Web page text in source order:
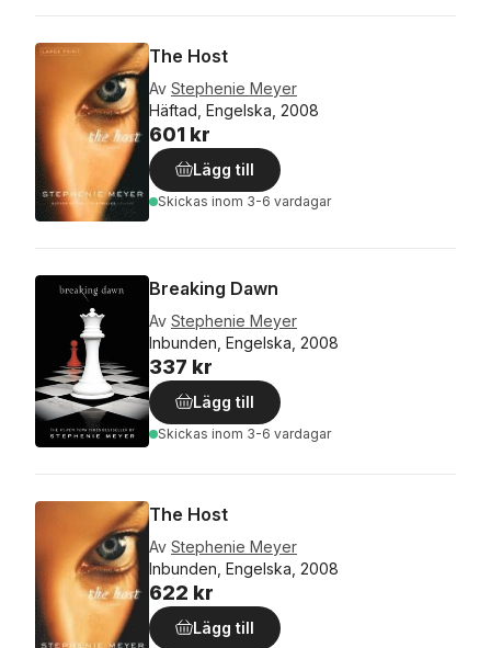
The Host
Av Stephenie Meyer
Häftad, Engelska, 2008
601 kr
Lägg till
Skickas inom 3-6 vardagar
Breaking Dawn
Av Stephenie Meyer
Inbunden, Engelska, 2008
337 kr
Lägg till
Skickas inom 3-6 vardagar
The Host
Av Stephenie Meyer
Inbunden, Engelska, 2008
622 kr
Lägg till